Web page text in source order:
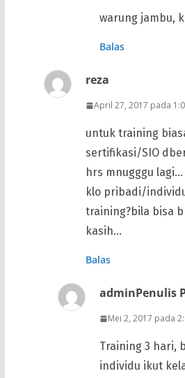
warung jambu,
Balas
reza
April 27, 2017 pada
untuk training
sertifikasi/SIO
hrs mnugggu lagi…
klo pribadi/
training?bila bisa
kasih…
Balas
adminPenulis
Mei 2, 2017 pada
Training 3 hari,
individu ikut